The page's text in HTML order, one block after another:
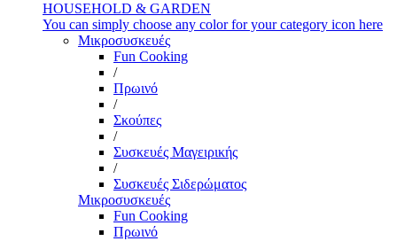
HOUSEHOLD & GARDEN
You can simply choose any color for your category icon here
Μικροσυσκευές
Fun Cooking
/
Πρωινό
/
Σκούπες
/
Συσκευές Μαγειρικής
/
Συσκευές Σιδερώματος
Μικροσυσκευές
Fun Cooking
Πρωινό